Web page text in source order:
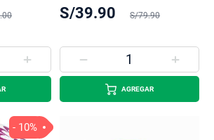
S/39.90 S/79.90
AGREGAR
- 10%